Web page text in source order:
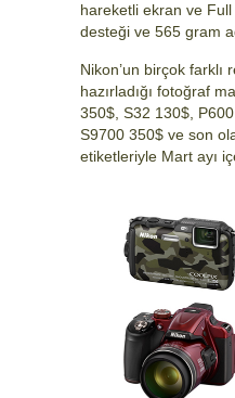
hareketli ekran ve
desteği ve 565 gram
Nikon’un birçok farklı
hazırladığı fotoğraf
350$, S32 130$,
S9700 350$ ve son
etiketleriyle Mart ayı